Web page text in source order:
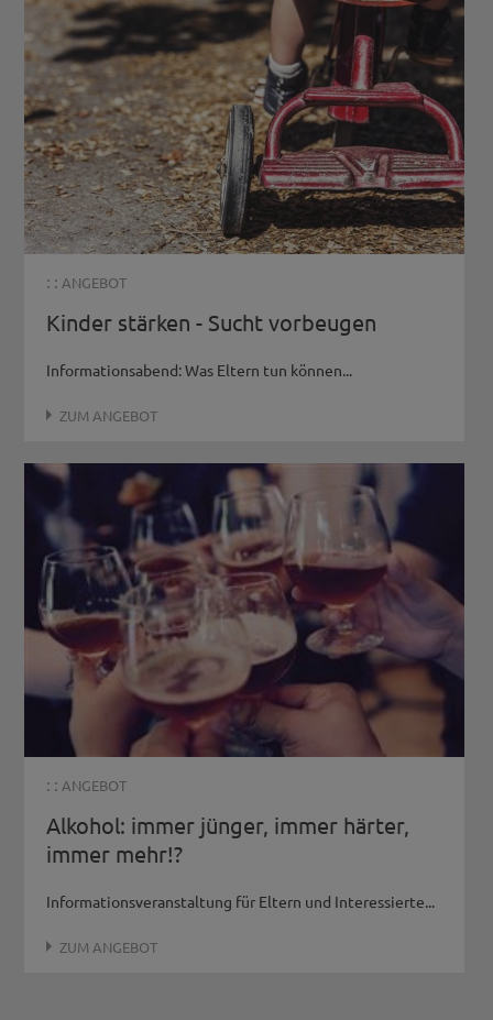
: : ANGEBOT
Kinder stärken - Sucht vorbeugen
Informationsabend: Was Eltern tun können...
ZUM ANGEBOT
: : ANGEBOT
Alkohol: immer jünger, immer härter,
immer mehr!?
Informationsveranstaltung für Eltern und Interessierte...
ZUM ANGEBOT